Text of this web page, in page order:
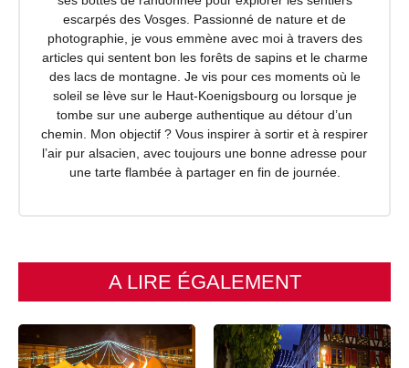
escarpés des Vosges. Passionné de nature et de
photographie, je vous emmène avec moi à travers des
articles qui sentent bon les forêts de sapins et le charme
des lacs de montagne. Je vis pour ces moments où le
soleil se lève sur le Haut-Koenigsbourg ou lorsque je
tombe sur une auberge authentique au détour d’un
chemin. Mon objectif ? Vous inspirer à sortir et à respirer
l’air pur alsacien, avec toujours une bonne adresse pour
une tarte flambée à partager en fin de journée.
A LIRE ÉGALEMENT